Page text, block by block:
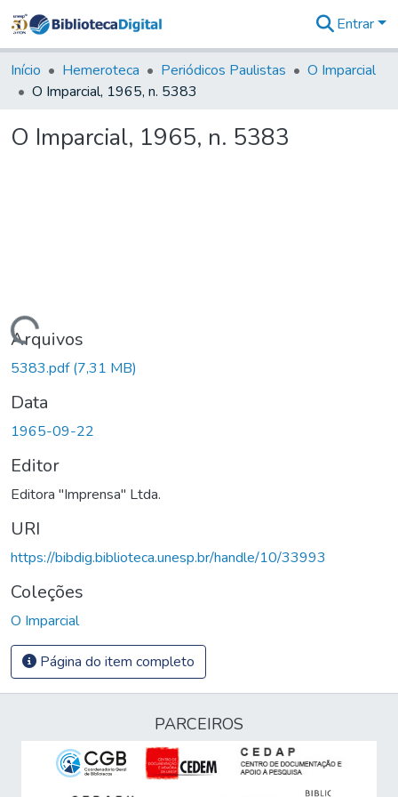
&
Coleções
Tudo na
Digital
Entrar
Início Hemeroteca Periódicos Paulistas
O Imparcial
O Imparcial, 1965, n. 5383
O Imparcial, 1965, n. 5383
Carregando...
Arquivos
5383.pdf(7,31 MB)
Data
1965-09-22
Editor
Editora "Imprensa" Ltda.
URI
https://bibdig.biblioteca.unesp.br/handle/10/33993
Coleções
O Imparcial
Página do item completo
PARCEIROS